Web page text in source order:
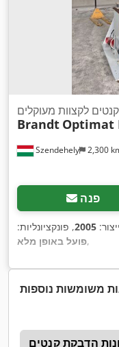
Szendehely 2,300
לקצוות מעוקלים
Brandt Optimat
פנה
2005, פונקציונליות:
פועל באופן מלא,
משומשות נוספות
הדבקת קנטים